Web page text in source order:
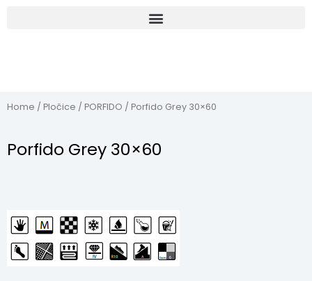
Home / Pločice / PORFIDO / Porfido Grey 30×60
Porfido Grey 30×60